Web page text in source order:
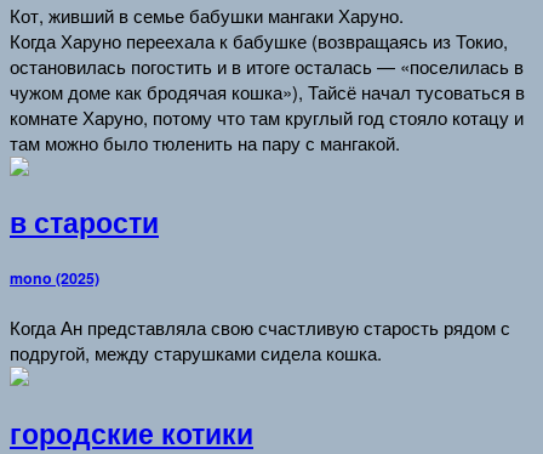
Кот, живший в семье бабушки мангаки Харуно.
Когда Харуно переехала к бабушке (возвращаясь из Токио,
остановилась погостить и в итоге осталась — «поселилась в
чужом доме как бродячая кошка»), Тайсё начал тусоваться в
комнате Харуно, потому что там круглый год стояло котацу и
там можно было тюленить на пару с мангакой.
в старости
mono (2025)
Когда Ан представляла свою счастливую старость рядом с
подругой, между старушками сидела кошка.
городские котики